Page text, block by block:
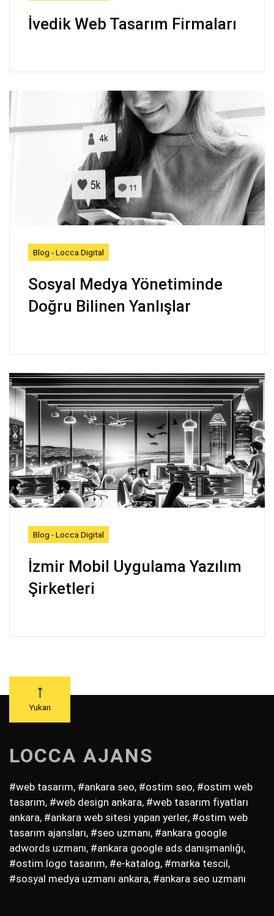
İvedik Web Tasarım Firmaları
Blog - Locca Digital
Sosyal Medya Yönetiminde
Doğru Bilinen Yanlışlar
Blog - Locca Digital
İzmir Mobil Uygulama Yazılım
Şirketleri
LOCCA AJANS
#web tasarım, #ankara seo, #ostim seo, #ostim web
tasarım, #web design ankara, #web tasarım fiyatları
ankara, #ankara web sitesi yapan yerler, #ostim web
tasarım ajansları, #seo uzmanı, #ankara google
adwords uzmanı, #ankara google ads danışmanlığı,
#ostim logo tasarım, #e-katalog, #marka tescil,
#sosyal medya uzmanı ankara, #ankara seo uzmanı
Yukarı